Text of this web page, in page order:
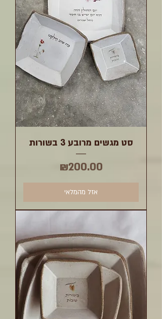
סט מגשים מרובע 3 בשורות
מחיר
₪200.00
אזל מהמלאי